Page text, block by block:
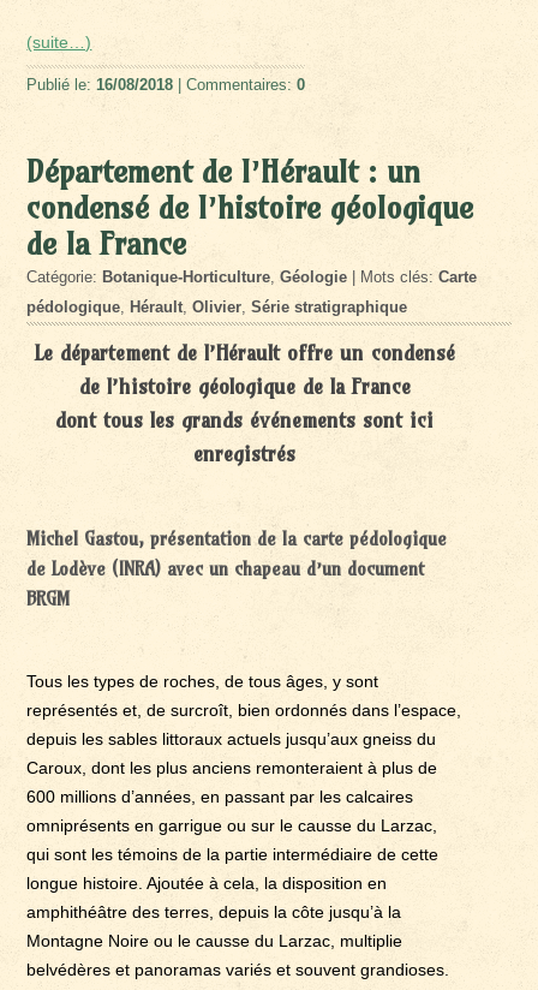
(suite…)
Publié le:16/08/2018 | Commentaires:0
Département de l’Hérault : un
condensé de l’histoire géologique
de la France
Catégorie: Botanique-Horticulture,Géologie | Mots clés:Carte
pédologique, Hérault,Olivier,Série stratigraphique
Le département de l’Hérault offre un condensé
de l’histoire géologique de la France
dont tous les grands événements sont ici
enregistrés
Michel Gastou, présentation de la carte pédologique
de Lodève (INRA) avec un chapeau d’un document
BRGM
Tous les types de roches, de tous âges, y sont
représentés et, de surcroît, bien ordonnés dans l’espace,
depuis les sables littoraux actuels jusqu’aux gneiss du
Caroux, dont les plus anciens remonteraient à plus de
600 millions d’années, en passant par les calcaires
omniprésents en garrigue ou sur le causse du Larzac,
qui sont les témoins de la partie intermédiaire de cette
longue histoire. Ajoutée à cela, la disposition en
amphithéâtre des terres, depuis la côte jusqu’à la
Montagne Noire ou le causse du Larzac, multiplie
belvédères et panoramas variés et souvent grandioses.